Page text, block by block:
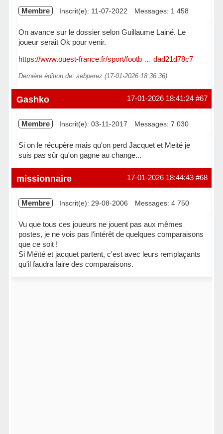
Membre Inscrit(e): 11-07-2022 Messages: 1 458
On avance sur le dossier selon Guillaume Lainé. Le
joueur serait Ok pour venir.
https://www.ouest-france.fr/sport/footb … dad21d78c7
Dernière édition de: sebperez (17-01-2026 18:36:36)
Hors ligne #67
17-01-2026 18:41:24
Gashko
Membre Inscrit(e): 03-11-2017 Messages: 7 030
Si on le récupère mais qu'on perd Jacquet et Meité je
suis pas sûr qu'on gagne au change...
Hors ligne #68
17-01-2026 18:44:43
missionnaire
Membre Inscrit(e): 29-08-2006 Messages: 4 750
Vu que tous ces joueurs ne jouent pas aux mêmes
postes, je ne vois pas l'intérêt de quelques comparaisons
que ce soit !
Si Méïté et jacquet partent, c'est avec leurs remplaçants
qu'il faudra faire des comparaisons.